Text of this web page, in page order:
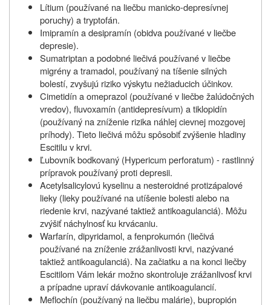
Lítium (používané na liečbu manicko-depresívnej
poruchy) a tryptofán.
Imipramín a desipramín (obidva používané v liečbe
depresie).
Sumatriptan a podobné liečivá používané v liečbe
migrény a tramadol, používaný na tíšenie silných
bolestí, zvyšujú riziko výskytu nežiaducich účinkov.
Cimetidín a omeprazol (používané v liečbe žalúdočných
vredov), fluvoxamín (antidepresívum) a tiklopidín
(používaný na zníženie rizika náhlej cievnej mozgovej
príhody). Tieto liečivá môžu spôsobiť zvýšenie hladiny
Escitilu v krvi.
Ľubovník bodkovaný (Hypericum perforatum) - rastlinný
prípravok používaný proti depresii.
Acetylsalicylovú kyselinu a nesteroidné protizápalové
lieky (lieky používané na utíšenie bolesti alebo na
riedenie krvi, nazývané taktiež antikoagulanciá). Môžu
zvýšiť náchylnosť ku krvácaniu.
Warfarín, dipyridamol, a fenprokumón (liečivá
používané na zníženie zrážanlivosti krvi, nazývané
taktiež antikoagulanciá). Na začiatku a na konci liečby
Escitilom Vám lekár možno skontroluje zrážanlivosť krvi
a prípadne upraví dávkovanie antikoagulancií.
Meflochín (používaný na liečbu malárie), bupropión